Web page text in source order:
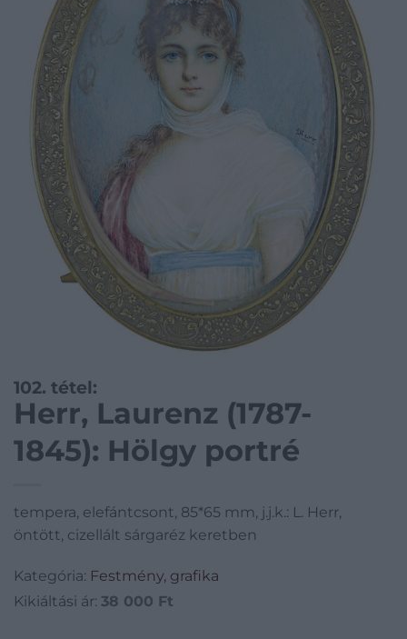
102. tétel:
Herr, Laurenz (1787-
1845): Hölgy portré
tempera, elefántcsont, 85*65 mm, j.j.k.: L. Herr,
öntött, cizellált sárgaréz keretben
Kategória: Festmény, grafika
Kikiáltási ár: 38 000 Ft